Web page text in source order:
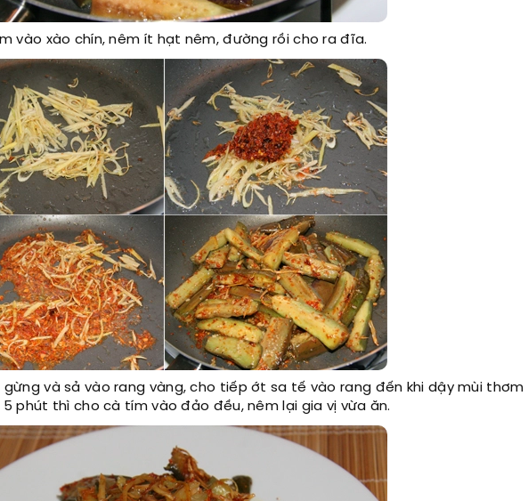
vào xào chín, nêm ít hạt nêm, đường rồi cho ra đĩa.
và sả vào rang vàng, cho tiếp ớt sa tế vào rang đến khi dậy mùi thơm
phút thì cho cà tím vào đảo đều, nêm lại gia vị vừa ăn.